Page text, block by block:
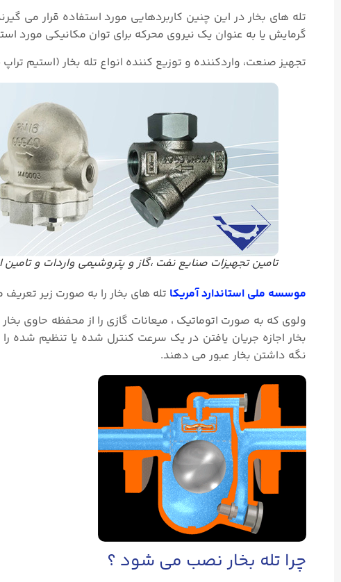
تله های بخار در این چنین کاربردهایی مورد استفاده قرار می
گرمایش یا به عنوان یک نیروی محرکه برای توان مکانیکی مورد
تجهیز صنعت، واردکننده و توزیع کننده انواع تله بخار (استیم تراپ Steam Trap) ترموستاتیکی، مکانیکی، ترمودینامیکی میباشد.
تامین تجهیزات صنایع نفت ،گاز و پتروشیمی واردات و تامین
موسسه ملی استاندارد آمریکا تله های بخار را به صورت زیر
ولوی که به صورت اتوماتیک ، میعانات گازی را از محفظه حاوی
بخار اجازه جریان یافتن در یک سرعت کنترل شده یا تنظیم شده
نگه داشتن بخار عبور می دهند.
چرا تله بخار نصب می شود ؟